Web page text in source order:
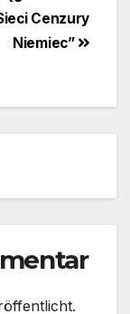
Cenzury
Niemiec”